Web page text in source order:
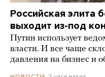
Российская элита
выходит из-под
Путин использует
власти. И все чаще
давления на бизнес и